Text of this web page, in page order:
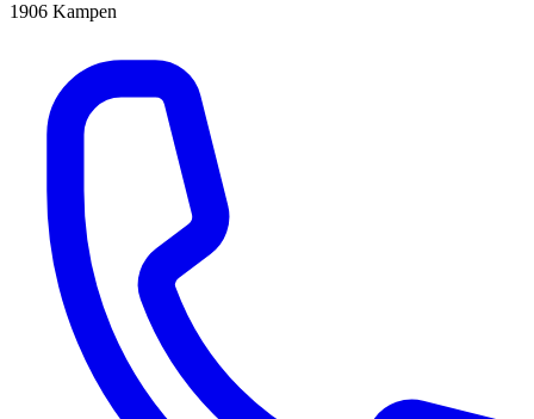
1906 Kampen